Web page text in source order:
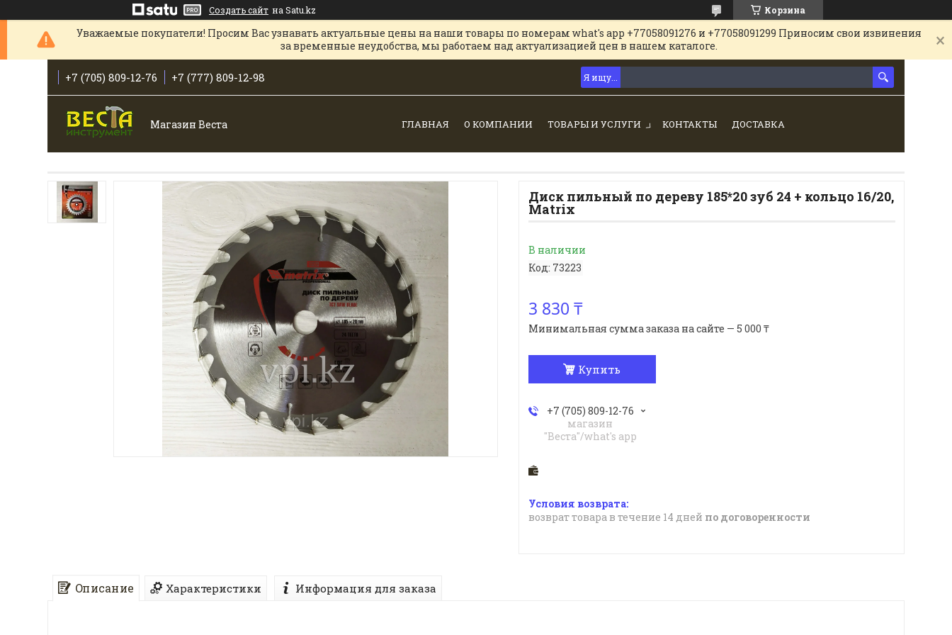
Создать сайт на Satu.kz Корзина
Уважаемые покупатели! Просим Вас узнавать актуальные цены на наши товары по номерам what's app +77058091276 и +77058091299 Приносим свои извинения
за временные неудобства, мы работаем над актуализацией цен в нашем каталоге.
+7 (705) 809-12-76 +7 (777) 809-12-98
Магазин Веста ГЛАВНАЯ О КОМПАНИИ ТОВАРЫ И УСЛУГИ КОНТАКТЫ ДОСТАВКА
Диск пильный по дереву 185*20 зуб 24 + кольцо 16/20,
Matrix
В наличии
Код: 73223
3 830 ₸
Минимальная сумма заказа на сайте — 5 000 ₸
Купить
+7 (705) 809-12-76
магазин
"Веста"/what's app
возврат товара в течение 14 дней по договоренности
Описание Характеристики Информация для заказа